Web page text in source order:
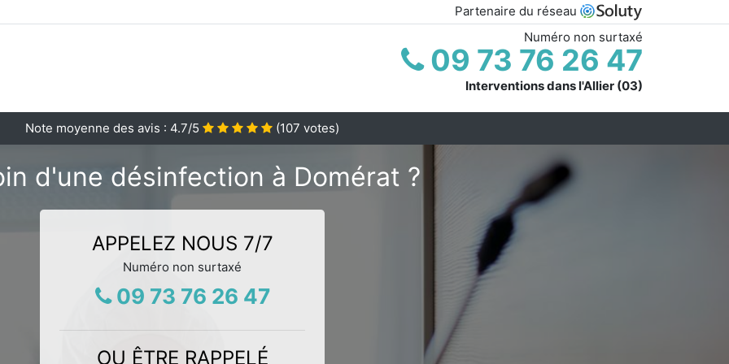
Partenaire du réseau
Numéro non surtaxé
09 73 76 26 47
Interventions dans l'Allier (03)
Note moyenne des avis : 4.7/5 (107 votes)
d'une désinfection à Domérat ?
APPELEZ NOUS 7/7
Numéro non surtaxé
09 73 76 26 47
OU ÊTRE RAPPELÉ